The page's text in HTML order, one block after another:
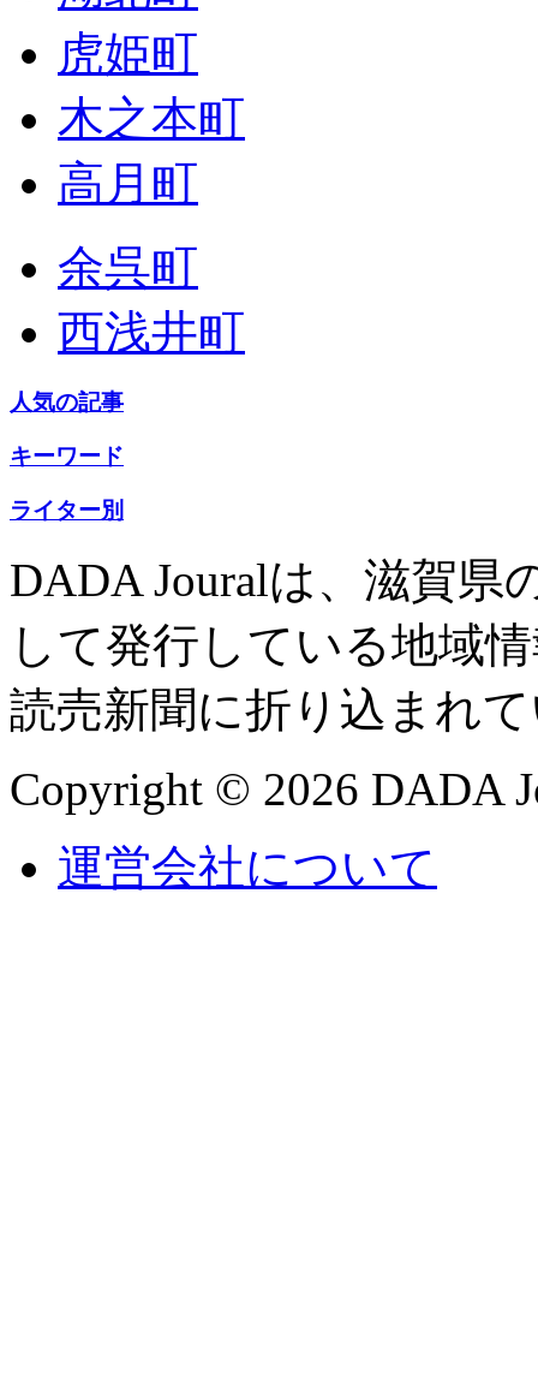
虎姫町
木之本町
高月町
余呉町
西浅井町
人気の記事
キーワード
ライター別
DADA Jouralは、滋賀県
して発行している地域
読売新聞に折り込まれ
Copyright © 2026 DADA
運営会社について